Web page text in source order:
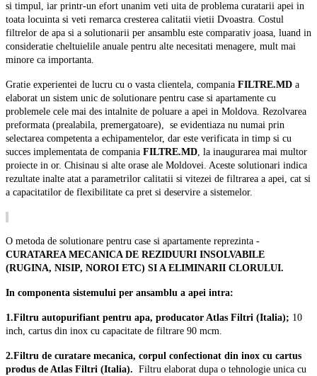
si timpul, iar printr-un efort unanim veti uita de problema curatarii apei in
toata locuinta si veti remarca cresterea calitatii vietii Dvoastra. Costul
filtrelor de apa si a solutionarii per ansamblu este comparativ joasa, luand in
consideratie cheltuielile anuale pentru alte necesitati menagere, mult mai
minore ca importanta.
Gratie experientei de lucru cu o vasta clientela, compania FILTRE.MD a
elaborat un sistem unic de solutionare pentru case si apartamente cu
problemele cele mai des intalnite de poluare a apei in Moldova. Rezolvarea
preformata (prealabila, premergatoare), se evidentiaza nu numai prin
selectarea competenta a echipamentelor, dar este verificata in timp si cu
succes implementata de compania FILTRE.MD, la inaugurarea mai multor
proiecte in or. Chisinau si alte orase ale Moldovei. Aceste solutionari indica
rezultate inalte atat a parametrilor calitatii si vitezei de filtrarea a apei, cat si
a capacitatilor de flexibilitate ca pret si deservire a sistemelor.
O metoda de solutionare pentru case si apartamente reprezinta -
CURATAREA MECANICA DE REZIDUURI INSOLVABILE
(RUGINA, NISIP, NOROI ETC) SI A ELIMINARII CLORULUI.
In componenta sistemului per ansamblu a apei intra:
1.Filtru autopurifiant pentru apa, producator Atlas Filtri (Italia); 10
inch, cartus din inox cu capacitate de filtrare 90 mcm.
2.Filtru de curatare mecanica, corpul confectionat din inox cu cartus
produs de Atlas Filtri (Italia). Filtru elaborat dupa o tehnologie unica cu